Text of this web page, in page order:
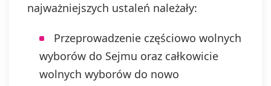
najważniejszych ustaleń należały:
Przeprowadzenie częściowo wolnych
wyborów do Sejmu oraz całkowicie
wolnych wyborów do nowo